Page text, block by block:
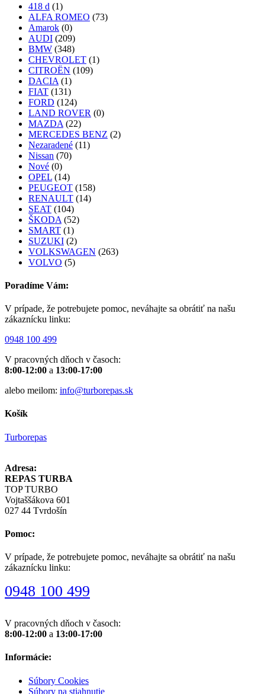
418 d (1)
ALFA ROMEO (73)
Amarok (0)
AUDI (209)
BMW (348)
CHEVROLET (1)
CITROËN (109)
DACIA (1)
FIAT (131)
FORD (124)
LAND ROVER (0)
MAZDA (22)
MERCEDES BENZ (2)
Nezaradené (11)
Nissan (70)
Nové (0)
OPEL (14)
PEUGEOT (158)
RENAULT (14)
SEAT (104)
ŠKODA (52)
SMART (1)
SUZUKI (2)
VOLKSWAGEN (263)
VOLVO (5)
Poradíme Vám:
V prípade, že potrebujete pomoc, neváhajte sa obrátiť na našu
zákaznícku linku:
0948 100 499
V pracovných dňoch v časoch:
8:00-12:00 a 13:00-17:00
alebo meilom: info@turborepas.sk
Košík
Turborepas
Adresa:
REPAS TURBA
TOP TURBO
Vojtaššákova 601
027 44 Tvrdošín
Pomoc:
V prípade, že potrebujete pomoc, neváhajte sa obrátiť na našu
zákaznícku linku:
0948 100 499
V pracovných dňoch v časoch:
8:00-12:00 a 13:00-17:00
Informácie:
Súbory Cookies
Súbory na stiahnutie